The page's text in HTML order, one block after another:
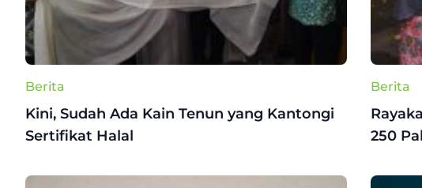
Berita
Kini, Sudah Ada Kain Tenun yang Kantongi
Sertifikat Halal
Berita
250